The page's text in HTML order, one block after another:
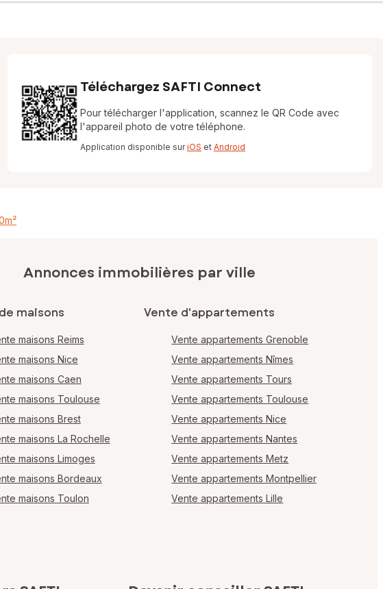
Téléchargez SAFTI Connect
Pour télécharger l'application, scannez le QR Code avec
l'appareil photo de votre téléphone.
Application disponible suriOS et Android
Annonces immobilières par ville
maisons
maisons Reims
maisons Nice
maisons Caen
maisons Toulouse
maisons Brest
maisons La Rochelle
maisons Limoges
maisons Bordeaux
maisons Toulon
Vente d'appartements
Vente appartements Grenoble
Vente appartements Nîmes
Vente appartements Tours
Vente appartements Toulouse
Vente appartements Nice
Vente appartements Nantes
Vente appartements Metz
Vente appartements Montpellier
Vente appartements Lille